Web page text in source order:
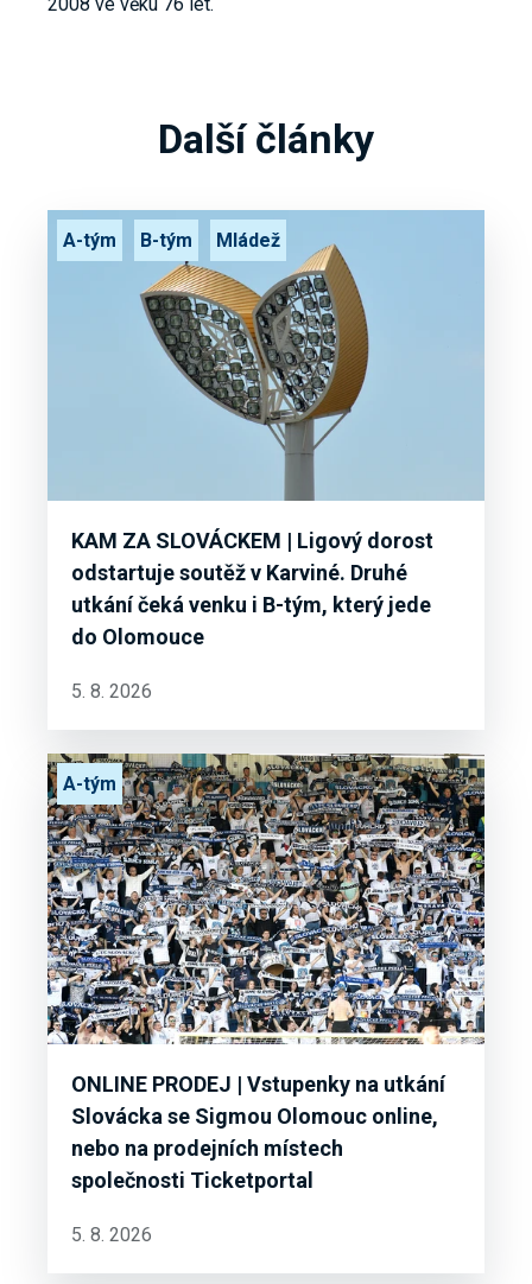
2008 ve věku 76 let.
Další články
KAM ZA SLOVÁCKEM | Ligový dorost
odstartuje soutěž v Karviné. Druhé
utkání čeká venku i B-tým, který jede
do Olomouce
A-tým B-tým Mládež
5. 8. 2026
ONLINE PRODEJ | Vstupenky na utkání
Slovácka se Sigmou Olomouc online,
nebo na prodejních místech
společnosti Ticketportal
A-tým
5. 8. 2026